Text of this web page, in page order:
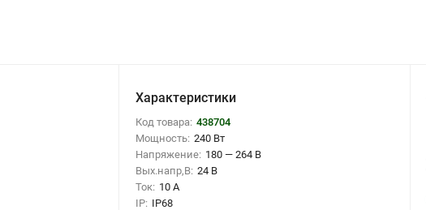
Характеристики
Код товара: 438704
Мощность: 240 Вт
Напряжение: 180 — 264 В
Вых.напр,В: 24 В
Ток: 10 А
IP: IP68